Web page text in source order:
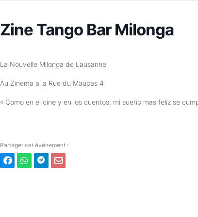
Zine Tango Bar Milonga
La Nouvelle Milonga de Lausanne
Au Zinema a la Rue du Maupas 4
« Como en el cine y en los cuentos, mi sueño mas feliz se